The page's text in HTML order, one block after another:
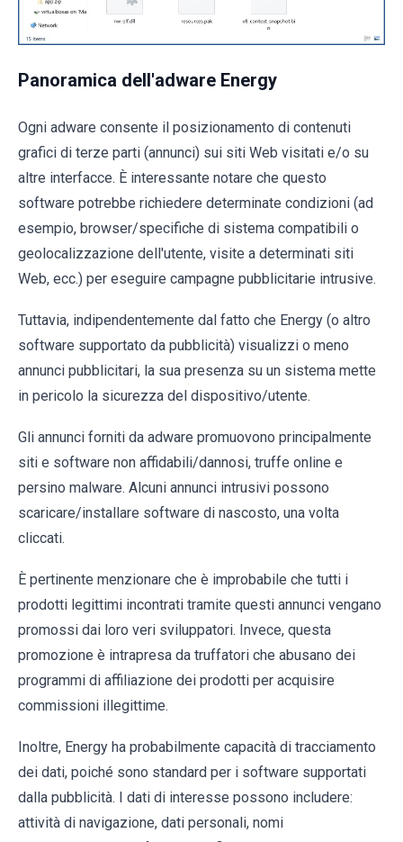
Panoramica dell'adware Energy
Ogni adware consente il posizionamento di contenuti
grafici di terze parti (annunci) sui siti Web visitati e/o su
altre interfacce. È interessante notare che questo
software potrebbe richiedere determinate condizioni (ad
esempio, browser/specifiche di sistema compatibili o
geolocalizzazione dell'utente, visite a determinati siti
Web, ecc.) per eseguire campagne pubblicitarie intrusive.
Tuttavia, indipendentemente dal fatto che Energy (o altro
software supportato da pubblicità) visualizzi o meno
annunci pubblicitari, la sua presenza su un sistema mette
in pericolo la sicurezza del dispositivo/utente.
Gli annunci forniti da adware promuovono principalmente
siti e software non affidabili/dannosi, truffe online e
persino malware. Alcuni annunci intrusivi possono
scaricare/installare software di nascosto, una volta
cliccati.
È pertinente menzionare che è improbabile che tutti i
prodotti legittimi incontrati tramite questi annunci vengano
promossi dai loro veri sviluppatori. Invece, questa
promozione è intrapresa da truffatori che abusano dei
programmi di affiliazione dei prodotti per acquisire
commissioni illegittime.
Inoltre, Energy ha probabilmente capacità di tracciamento
dei dati, poiché sono standard per i software supportati
dalla pubblicità. I dati di interesse possono includere:
attività di navigazione, dati personali, nomi